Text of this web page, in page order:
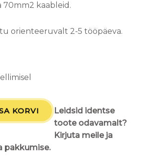
70mm2 kaableid.
orienteeruvalt 2-5 tööpäeva.
KORVI
Leidsid identse
toote odavamalt?
Kirjuta meile ja
pakkumise.